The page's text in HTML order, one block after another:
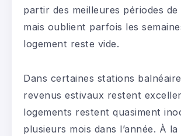
partir des meilleures périodes
mais oublient parfois les
logement reste vide.
Dans certaines stations
revenus estivaux restent
logements restent quasiment
plusieurs mois dans l’année. À